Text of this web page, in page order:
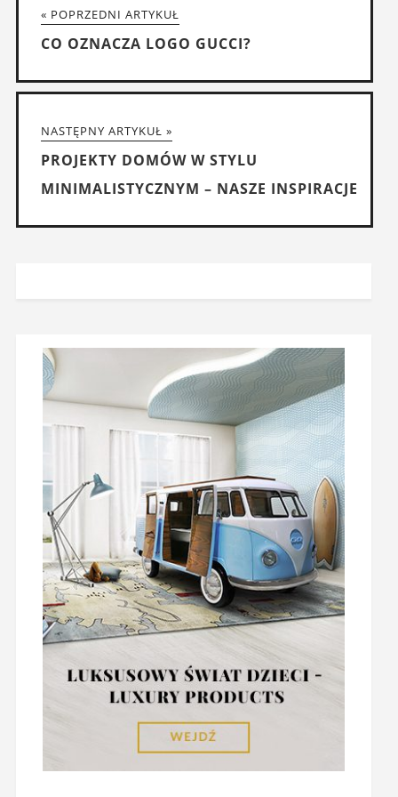
« POPRZEDNI ARTYKUŁ
CO OZNACZA LOGO GUCCI?
NASTĘPNY ARTYKUŁ »
PROJEKTY DOMÓW W STYLU
MINIMALISTYCZNYM – NASZE INSPIRACJE